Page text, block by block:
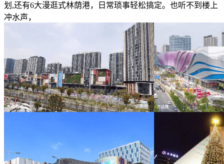
划,还有6大漫逛式林荫港，日常琐事轻松搞定。也听不到楼上
冲水声，